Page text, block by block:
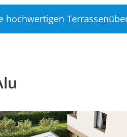
hochwertigen